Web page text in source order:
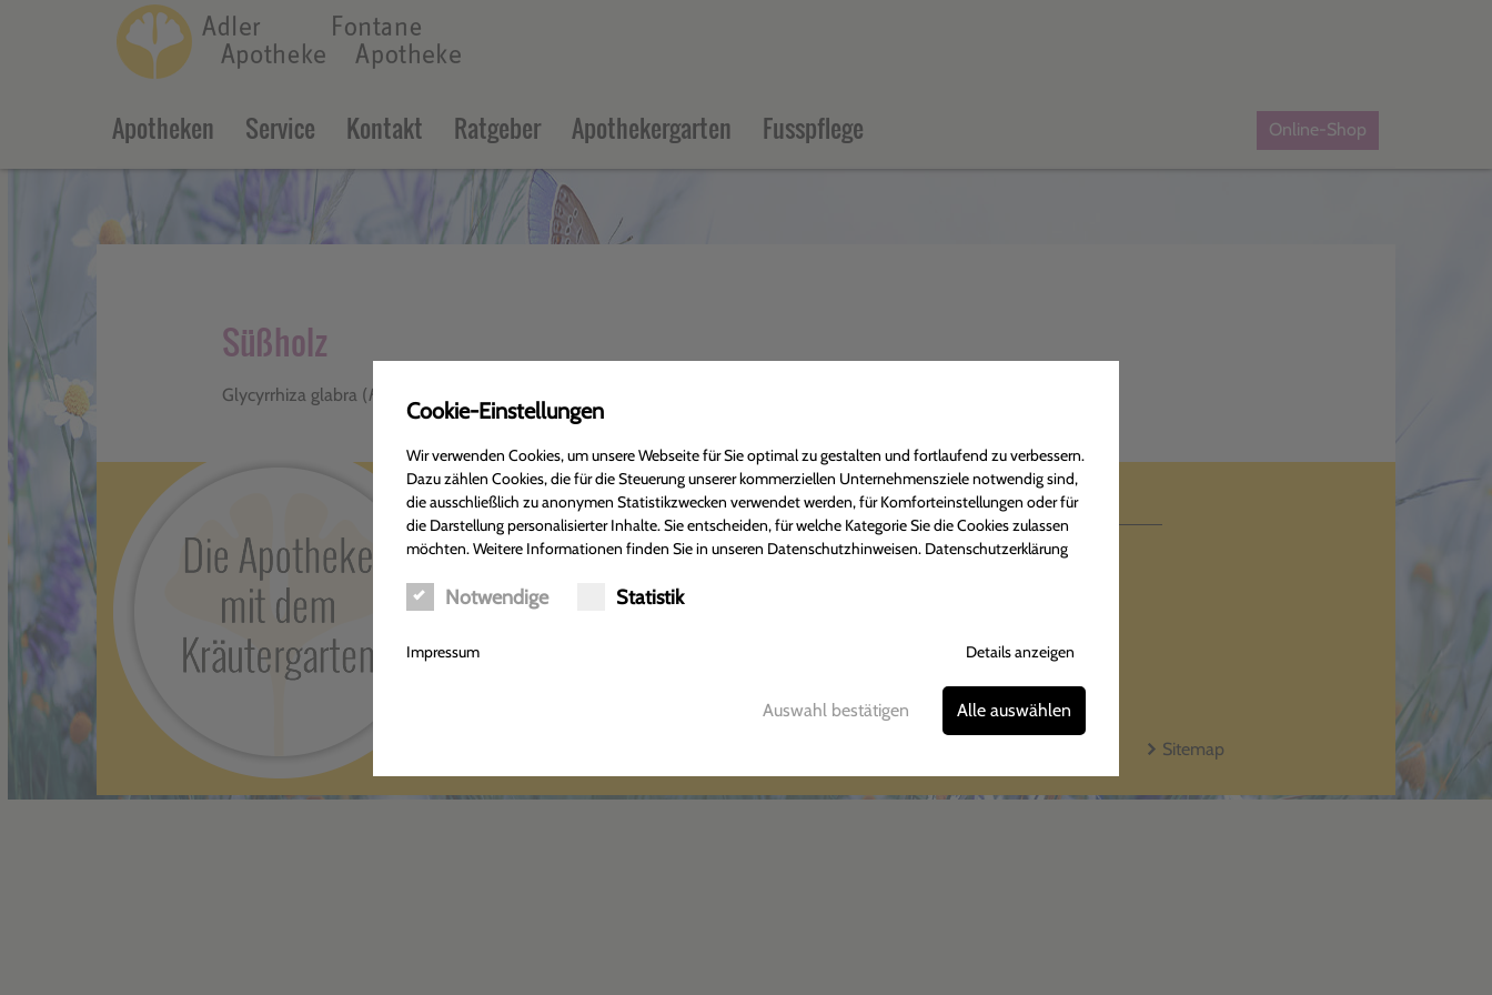
Apotheken Service Kontakt Ratgeber Apothekergarten Fusspflege Online-Shop
Süßholz
Glycyrrhiza glabra (Fabaceae
Adler Apotheke
Tobias Münkner
Hildesheimer Straße 372
Öffnungszeiten
Montag-Freitag:
07:30 - 18:30 Uhr
Sitemap
Cookie-Einstellungen
Wir verwenden Cookies, um unsere Webseite für Sie optimal zu gestalten und fortlaufend zu verbessern.
Dazu zählen Cookies, die für die Steuerung unserer kommerziellen Unternehmensziele notwendig sind,
die ausschließlich zu anonymen Statistikzwecken verwendet werden, für Komforteinstellungen oder für
die Darstellung personalisierter Inhalte. Sie entscheiden, für welche Kategorie Sie die Cookies zulassen
möchten. Weitere Informationen finden Sie in unseren Datenschutzhinweisen. Datenschutzerklärung
Notwendige Statistik
Impressum Details anzeigen
Auswahl bestätigen Alle auswählen